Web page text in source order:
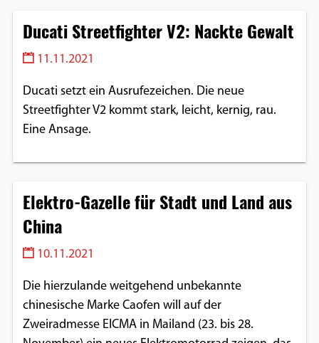
Ducati Streetfighter V2: Nackte Gewalt
11.11.2021
Ducati setzt ein Ausrufezeichen. Die neue
Streetfighter V2 kommt stark, leicht, kernig, rau.
Eine Ansage.
Elektro-Gazelle für Stadt und Land aus
China
10.11.2021
Die hierzulande weitgehend unbekannte
chinesische Marke Caofen will auf der
Zweiradmesse EICMA in Mailand (23. bis 28.